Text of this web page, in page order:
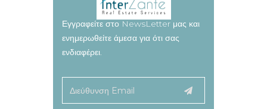
Εγγραφείτε στο NewsLetter μας και
ενημερωθείτε άμεσα για ότι σας
ενδιαφέρει.